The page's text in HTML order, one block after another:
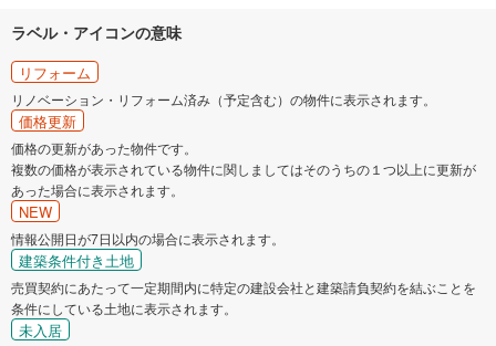
ラベル・アイコンの意味
リフォーム
リノベーション・リフォーム済み（予定含む）の物件に表示されます。
価格更新
価格の更新があった物件です。
複数の価格が表示されている物件に関しましてはそのうちの１つ以上に更新が
あった場合に表示されます。
NEW
情報公開日が7日以内の場合に表示されます。
建築条件付き土地
売買契約にあたって一定期間内に特定の建設会社と建築請負契約を結ぶことを
条件にしている土地に表示されます。
未入居